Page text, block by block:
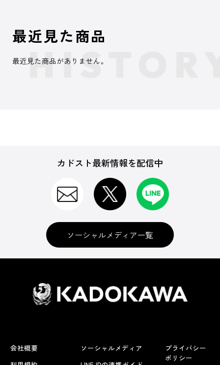
最近見た商品
最近見た商品がありません。
カドスト最新情報を配信中
ソーシャルメディア一覧
会社概要
ソーシャルメディア
プライバシー
ポリシー